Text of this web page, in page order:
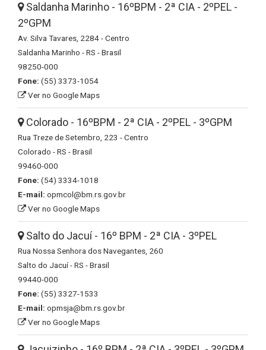
Saldanha Marinho - 16ºBPM - 2ª CIA - 2ºPEL -
2ºGPM
Av. Silva Tavares, 2284 - Centro
Saldanha Marinho - RS - Brasil
98250-000
Fone: (55) 3373-1054
Ver no Google Maps
Colorado - 16ºBPM - 2ª CIA - 2ºPEL - 3ºGPM
Rua Treze de Setembro, 223 - Centro
Colorado - RS - Brasil
99460-000
Fone: (54) 3334-1018
E-mail: opmcol@bm.rs.gov.br
Ver no Google Maps
Salto do Jacuí - 16º BPM - 2ª CIA - 3ºPEL
Rua Nossa Senhora dos Navegantes, 260
Salto do Jacuí - RS - Brasil
99440-000
Fone: (55) 3327-1533
E-mail: opmsja@bm.rs.gov.br
Ver no Google Maps